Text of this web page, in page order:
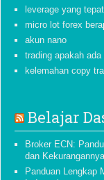
leverage yang
micro lot forex
akun nano
trading apakah
kelemahan copy
Belajar
Broker ECN:
dan Kekurangannya
Panduan Lengkap